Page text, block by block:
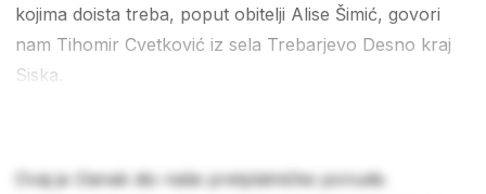
kojima doista treba, poput obitelji Alise Šimić, govori
nam Tihomir Cvetković iz sela Trebarjevo Desno kraj
Siska.
Ovaj je članak dio naše pretplatničke ponude.